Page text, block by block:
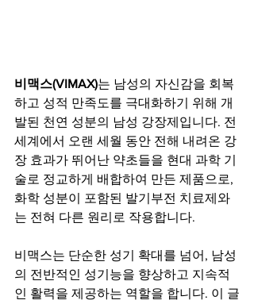
비맥스(VIMAX)는 남성의 자신감을 회복
하고 성적 만족도를 극대화하기 위해 개
발된 천연 성분의 남성 강장제입니다. 전
세계에서 오랜 세월 동안 전해 내려온 강
장 효과가 뛰어난 약초들을 현대 과학 기
술로 정교하게 배합하여 만든 제품으로,
화학 성분이 포함된 발기부전 치료제와
는 전혀 다른 원리로 작용합니다.
비맥스는 단순한 성기 확대를 넘어, 남성
의 전반적인 성기능을 향상하고 지속적
인 활력을 제공하는 역할을 합니다. 이 글